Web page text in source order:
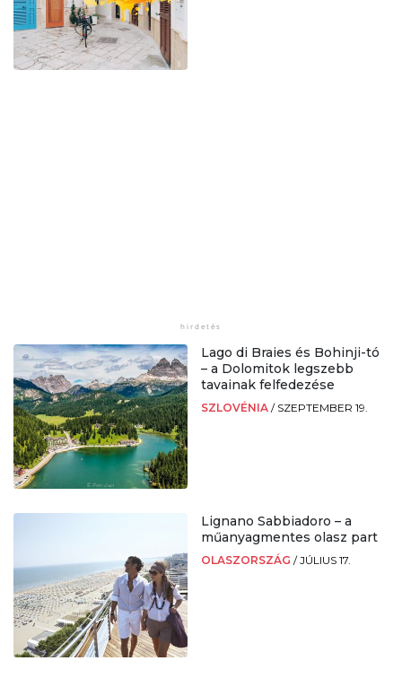
Lago di Braies és Bohinji-tó
– a Dolomitok legszebb
tavainak felfedezése
SZLOVÉNIA / SZEPTEMBER 19.
Lignano Sabbiadoro – a
műanyagmentes olasz part
OLASZORSZÁG /JÚLIUS 17.